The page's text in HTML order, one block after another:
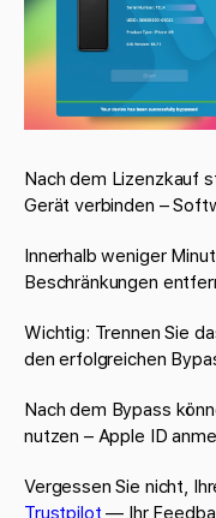
Nach dem Lizenzkauf
Gerät verbinden –
Innerhalb weniger
Beschränkungen
Wichtig: Trennen Sie
den erfolgreichen
Nach dem Bypass
nutzen – Apple ID
Vergessen Sie nicht,
Trustpilot — Ihr